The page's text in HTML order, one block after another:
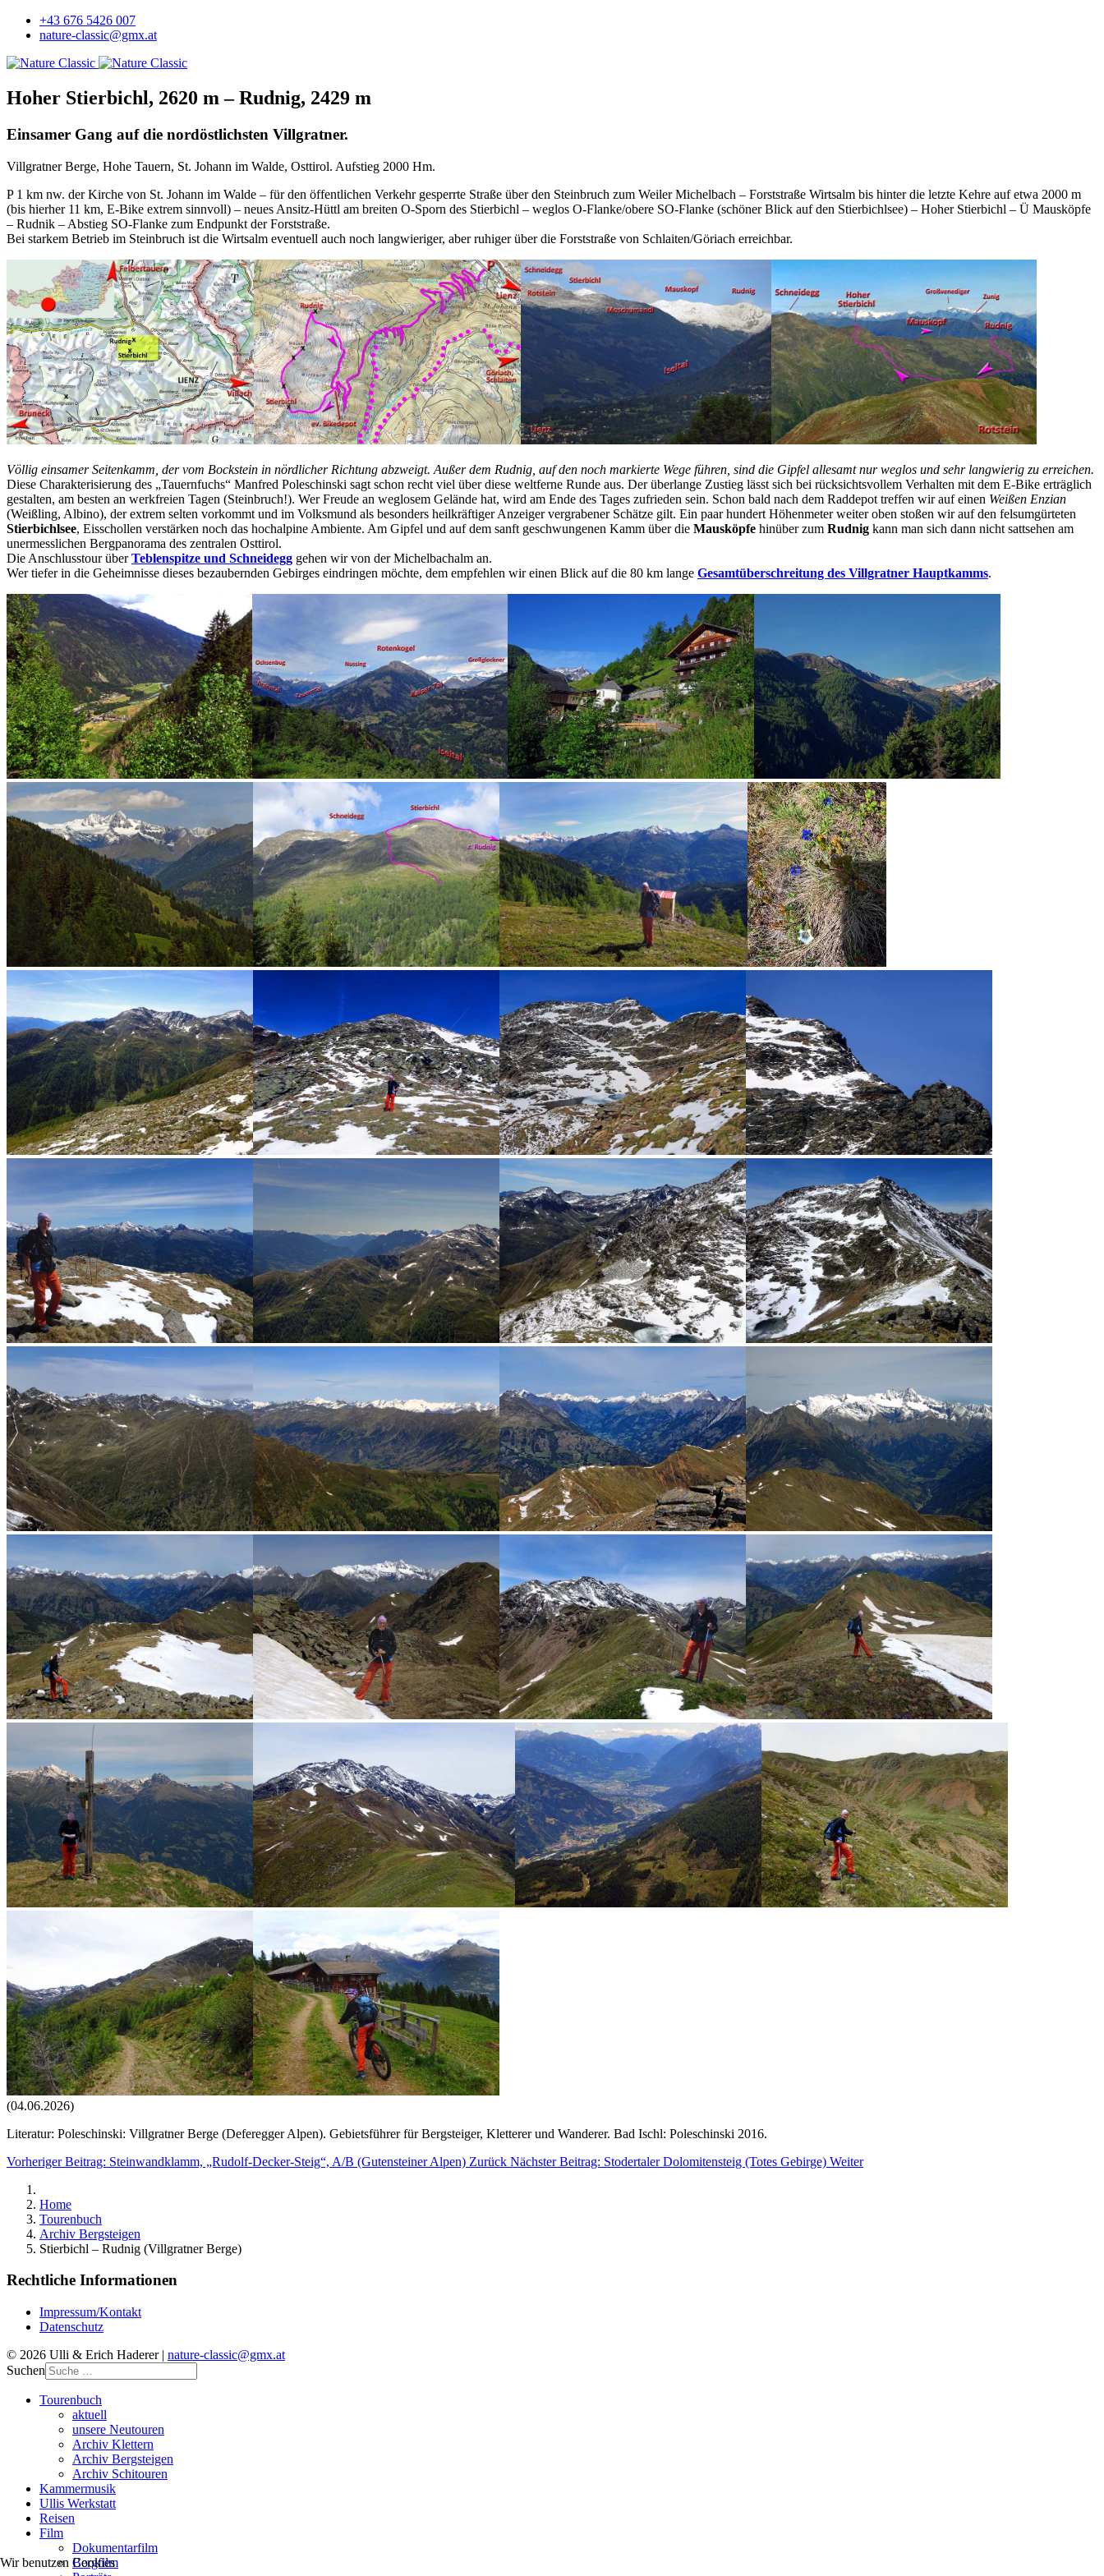
+43 676 5426 007
nature-classic@gmx.at
Hoher Stierbichl, 2620 m – Rudnig, 2429 m
Einsamer Gang auf die nordöstlichsten Villgratner.
Villgratner Berge, Hohe Tauern, St. Johann im Walde, Osttirol. Aufstieg 2000 Hm.
P 1 km nw. der Kirche von St. Johann im Walde – für den öffentlichen Verkehr gesperrte Straße über den Steinbruch zum Weiler Michelbach – Forststraße Wirtsalm bis hinter die letzte Kehre auf etwa 2000 m
(bis hierher 11 km, E-Bike extrem sinnvoll) – neues Ansitz-Hüttl am breiten O-Sporn des Stierbichl – weglos O-Flanke/obere SO-Flanke (schöner Blick auf den Stierbichlsee) – Hoher Stierbichl – Ü Mausköpfe
– Rudnik – Abstieg SO-Flanke zum Endpunkt der Forststraße.
Bei starkem Betrieb im Steinbruch ist die Wirtsalm eventuell auch noch langwieriger, aber ruhiger über die Forststraße von Schlaiten/Göriach erreichbar.
Völlig einsamer Seitenkamm, der vom Bockstein in nördlicher Richtung abzweigt. Außer dem Rudnig, auf den noch markierte Wege führen, sind die Gipfel allesamt nur weglos und sehr langwierig zu erreichen.
Diese Charakterisierung des „Tauernfuchs“ Manfred Poleschinski sagt schon recht viel über diese weltferne Runde aus. Der überlange Zustieg lässt sich bei rücksichtsvollem Verhalten mit dem E-Bike erträglich
gestalten, am besten an werkfreien Tagen (Steinbruch!). Wer Freude an weglosem Gelände hat, wird am Ende des Tages zufrieden sein. Schon bald nach dem Raddepot treffen wir auf einen Weißen Enzian
(Weißling, Albino), der extrem selten vorkommt und im Volksmund als besonders heilkräftiger Anzeiger vergrabener Schätze gilt. Ein paar hundert Höhenmeter weiter oben stoßen wir auf den felsumgürteten
Stierbichlsee, Eisschollen verstärken noch das hochalpine Ambiente. Am Gipfel und auf dem sanft geschwungenen Kamm über die Mausköpfe hinüber zum Rudnig kann man sich dann nicht sattsehen am
unermesslichen Bergpanorama des zentralen Osttirol.
Die Anschlusstour überTeblenspitze und Schneidegg gehen wir von der Michelbachalm an.
Wer tiefer in die Geheimnisse dieses bezaubernden Gebirges eindringen möchte, dem empfehlen wir einen Blick auf die 80 km lange Gesamtüberschreitung des Villgratner Hauptkamms.
(04.06.2026)
Literatur: Poleschinski: Villgratner Berge (Deferegger Alpen). Gebietsführer für Bergsteiger, Kletterer und Wanderer. Bad Ischl: Poleschinski 2016.
Vorheriger Beitrag: Steinwandklamm, „Rudolf-Decker-Steig“, A/B (Gutensteiner Alpen) Zurück Nächster Beitrag: Stodertaler Dolomitensteig (Totes Gebirge) Weiter
Home
Tourenbuch
Archiv Bergsteigen
Stierbichl – Rudnig (Villgratner Berge)
Rechtliche Informationen
Impressum/Kontakt
Datenschutz
© 2026 Ulli & Erich Haderer | nature-classic@gmx.at
Suchen
Tourenbuch
aktuell
unsere Neutouren
Archiv Klettern
Archiv Bergsteigen
Archiv Schitouren
Kammermusik
Ullis Werkstatt
Reisen
Film
Dokumentarfilm
Bergfilm
Wir benutzen Cookies